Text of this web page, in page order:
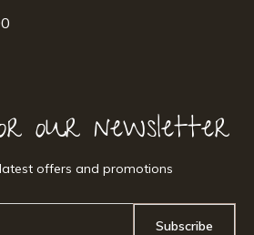
our newsletter
offers and promotions
Subscribe